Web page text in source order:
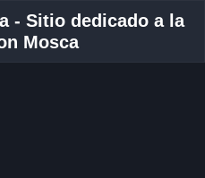
- Sitio dedicado a la
Mosca